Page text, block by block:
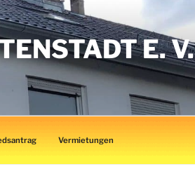
E. V.
Vermietungen